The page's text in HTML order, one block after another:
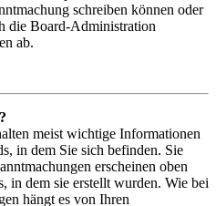
schreiben können oder
die Board-Administration
ab.
meist wichtige Informationen
in dem Sie sich befinden. Sie
erscheinen oben
in dem sie erstellt wurden. Wie bei
hängt es von Ihren